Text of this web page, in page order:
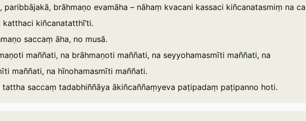
paribbājakā, brāhmaṇo evamāha – nāhaṃ kvacani kassaci kiñcanatasmiṃ na ca
katthaci kiñcanatatthī’ti.
saccaṃ āha, no musā.
maññati, na brāhmaṇoti maññati, na seyyohamasmīti maññati, na
maññati, na hīnohamasmīti maññati.
saccaṃ tadabhiññāya ākiñcaññaṃyeva paṭipadaṃ paṭipanno hoti.